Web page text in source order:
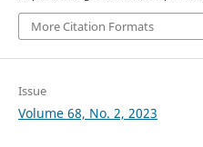
More Citation Formats
Issue
Volume 68, No. 2, 2023